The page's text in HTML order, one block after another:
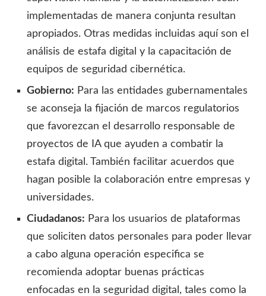
implementadas de manera conjunta resultan
apropiados. Otras medidas incluidas aquí son el
análisis de estafa digital y la capacitación de
equipos de seguridad cibernética.
Gobierno: Para las entidades gubernamentales
se aconseja la fijación de marcos regulatorios
que favorezcan el desarrollo responsable de
proyectos de IA que ayuden a combatir la
estafa digital. También facilitar acuerdos que
hagan posible la colaboración entre empresas y
universidades.
Ciudadanos: Para los usuarios de plataformas
que soliciten datos personales para poder llevar
a cabo alguna operación especifica se
recomienda adoptar buenas prácticas
enfocadas en la seguridad digital, tales como la